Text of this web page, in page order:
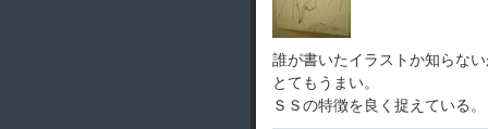
誰が書いたイラストか知らな
とてもうまい。
ＳＳの特徴を良く捉えている。